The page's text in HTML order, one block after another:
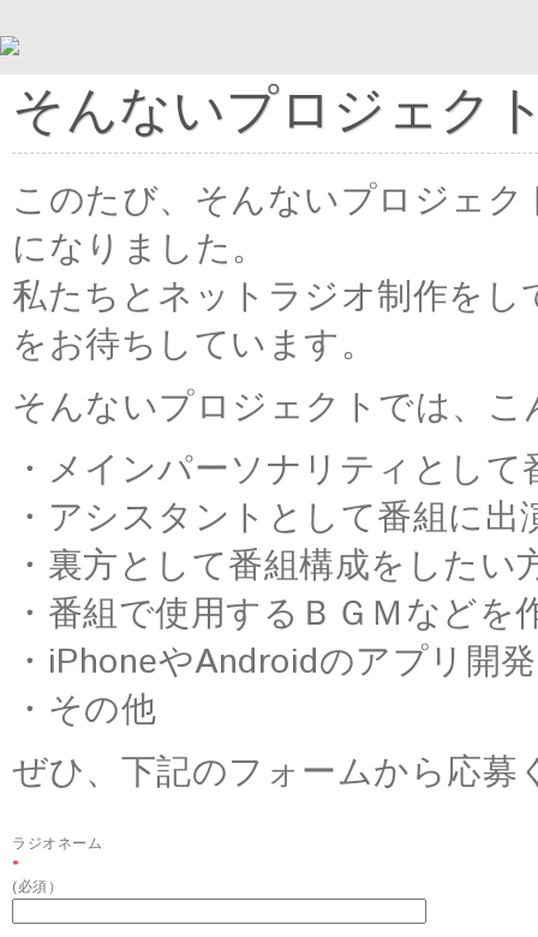
そんないプロジェク
このたび、そんないプロジェ
になりました。
私たちとネットラジオ制作を
をお待ちしています。
そんないプロジェクトでは、
・メインパーソナリティとし
・アシスタントとして番組に出
・裏方として番組構成をしたい
・番組で使用するＢＧＭなどを
・iPhoneやAndroidのアプリ開
・その他
ぜひ、下記のフォームから応募
ラジオネーム
*
(必須）